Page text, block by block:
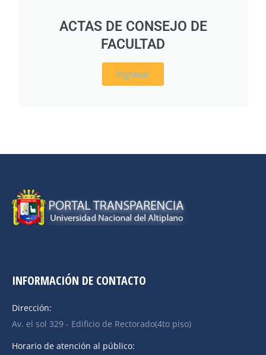
ACTAS DE CONSEJO DE
FACULTAD
Ingresar
INFORMACIÓN DE CONTACTO
Dirección:
Av. el sol 329 - Edificio de Rectorado(4to piso)
Horario de atención al público: